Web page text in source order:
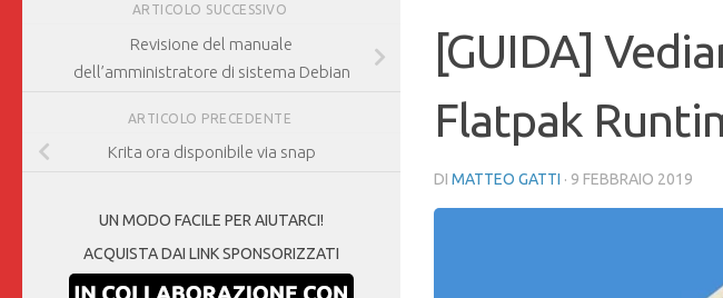
[GUIDA]
Flatpak
DI MATTEO GATTI · 9 FEBBRAIO 2019
ARTICOLO SUCCESSIVO
Revisione del manuale
dell’amministratore di sistema Debian
ARTICOLO PRECEDENTE
Krita ora disponibile via snap
UN MODO FACILE PER AIUTARCI!
ACQUISTA DAI LINK SPONSORIZZATI